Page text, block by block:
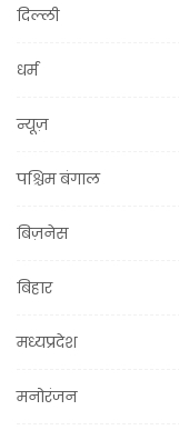
दिल्ली
धर्म
न्यूज़
पश्चिम बंगाल
बिज़नेस
बिहार
मध्यप्रदेश
मनोरंजन